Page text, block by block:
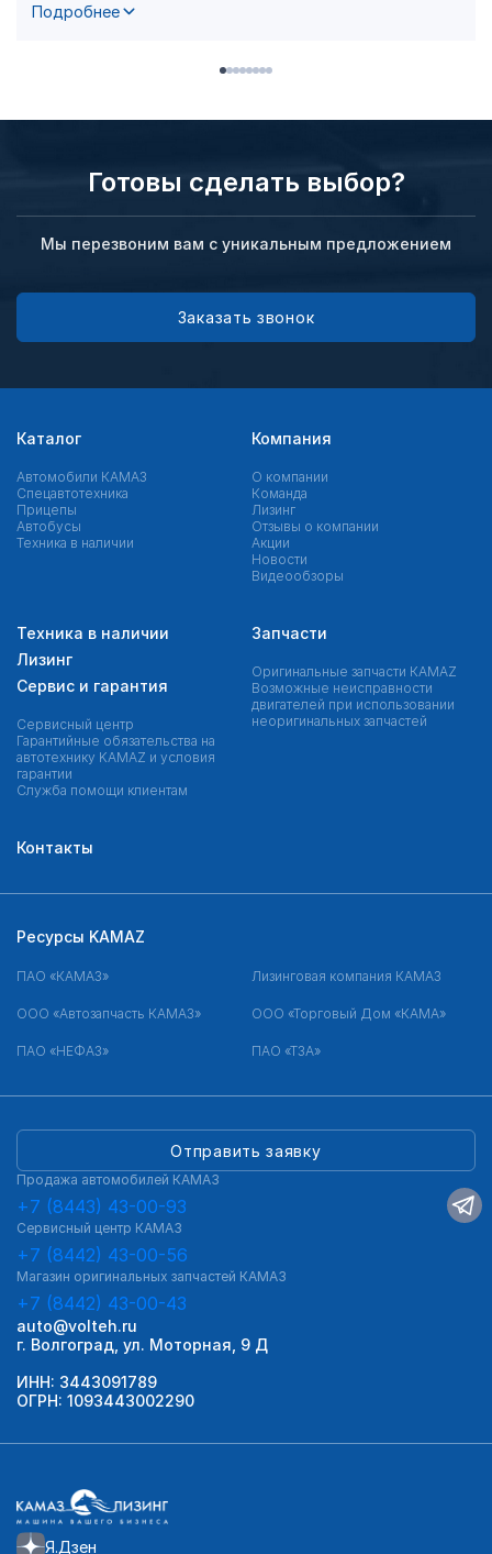
Подробнее
Готовы сделать выбор?
Мы перезвоним вам с уникальным предложением
Заказать звонок
Каталог
Автомобили КАМАЗ
Спецавтотехника
Прицепы
Автобусы
Техника в наличии
Компания
О компании
Команда
Лизинг
Отзывы о компании
Акции
Новости
Видеообзоры
Техника в наличии
Лизинг
Сервис и гарантия
Сервисный центр
Гарантийные обязательства на
автотехнику KAMAZ и условия
гарантии
Служба помощи клиентам
Запчасти
Оригинальные запчасти КAMAZ
Возможные неисправности
двигателей при использовании
неоригинальных запчастей
Контакты
Я.Дзен
Отправить заявку
Продажа автомобилей КАМАЗ
+7 (8443) 43-00-93
Сервисный центр КАМАЗ
+7 (8442) 43-00-56
Магазин оригинальных запчастей КАМАЗ
+7 (8442) 43-00-43
auto@volteh.ru
г. Волгоград, ул. Моторная, 9 Д
ИНН: 3443091789
ОГРН: 1093443002290
Ресурсы KAMAZ
ПАО «КАМАЗ» Лизинговая компания КАМАЗ
ООО «Автозапчасть КАМАЗ» ООО «Торговый Дом «КАМА»
ПАО «НЕФАЗ» ПАО «ТЗА»